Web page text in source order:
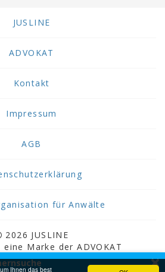
Ihnen das best
JUSLINE
ADVOKAT
Kontakt
Impressum
AGB
für Anwälte
2026 JUSLINE
eine Marke der ADVOKAT
Greiter & Greiter GmbH.
×